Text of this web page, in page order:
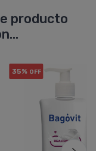
producto
35% OFF